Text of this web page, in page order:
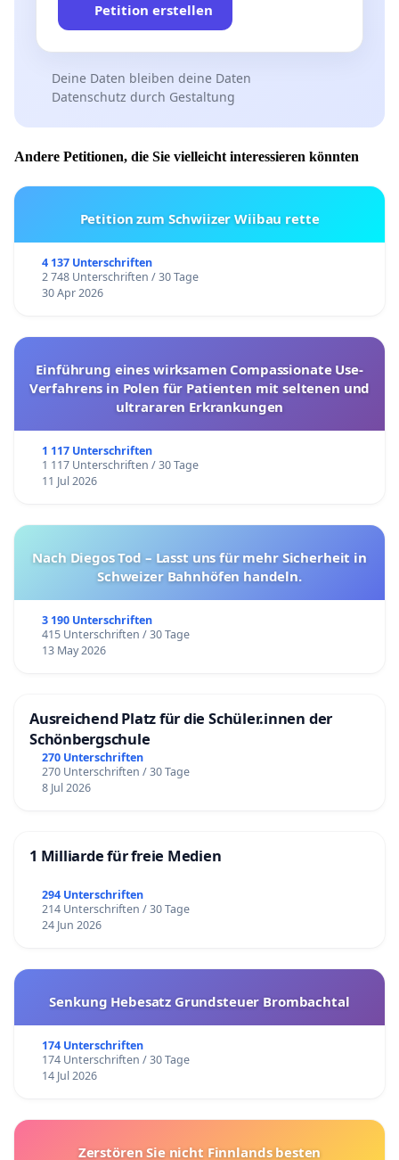
Petition erstellen
Deine Daten bleiben deine Daten
Datenschutz durch Gestaltung
Andere Petitionen, die Sie vielleicht interessieren könnten
Petition zum Schwiizer Wiibau rette
4 137 Unterschriften
2 748 Unterschriften / 30 Tage
30 Apr 2026
Einführung eines wirksamen Compassionate Use-
Verfahrens in Polen für Patienten mit seltenen und
ultrararen Erkrankungen
1 117 Unterschriften
1 117 Unterschriften / 30 Tage
11 Jul 2026
Nach Diegos Tod – Lasst uns für mehr Sicherheit in
Schweizer Bahnhöfen handeln.
3 190 Unterschriften
415 Unterschriften / 30 Tage
13 May 2026
Ausreichend Platz für die Schüler.innen der
Schönbergschule
270 Unterschriften
270 Unterschriften / 30 Tage
8 Jul 2026
1 Milliarde für freie Medien
294 Unterschriften
214 Unterschriften / 30 Tage
24 Jun 2026
Senkung Hebesatz Grundsteuer Brombachtal
174 Unterschriften
174 Unterschriften / 30 Tage
14 Jul 2026
Zerstören Sie nicht Finnlands besten